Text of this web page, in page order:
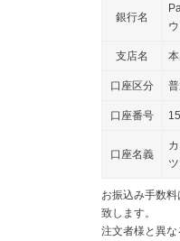
銀行名
ウ
支店名
口座区分
口座番号
口座名義
お振込み手数
致します。
注文者様と異